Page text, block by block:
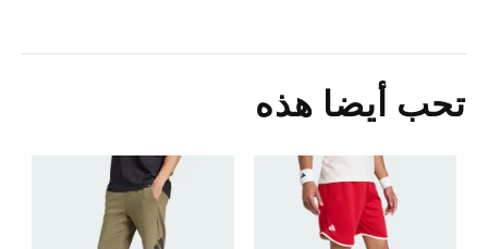
تحب أيضا هذه
Price Reduced From